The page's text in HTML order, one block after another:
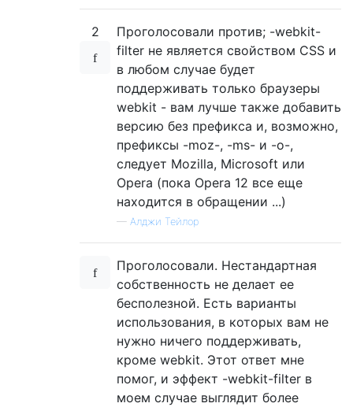
2
Проголосовали против; -webkit-
filter не является свойством CSS и
в любом случае будет
поддерживать только браузеры
webkit - вам лучше также добавить
версию без префикса и, возможно,
префиксы -moz-, -ms- и -o-,
следует Mozilla, Microsoft или
Opera (пока Opera 12 все еще
находится в обращении ...)
— Алджи Тейлор
Проголосовали. Нестандартная
собственность не делает ее
бесполезной. Есть варианты
использования, в которых вам не
нужно ничего поддерживать,
кроме webkit. Этот ответ мне
помог, и эффект -webkit-filter в
моем случае выглядит более